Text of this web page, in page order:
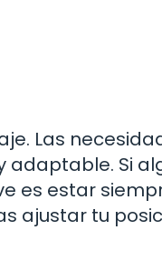
Las
adaptable. Si
es estar
ajustar tu